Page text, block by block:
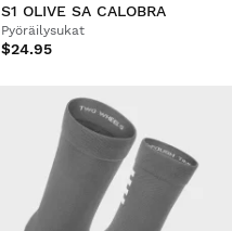
S1 OLIVE SA CALOBRA
Pyöräilysukat
$24.95